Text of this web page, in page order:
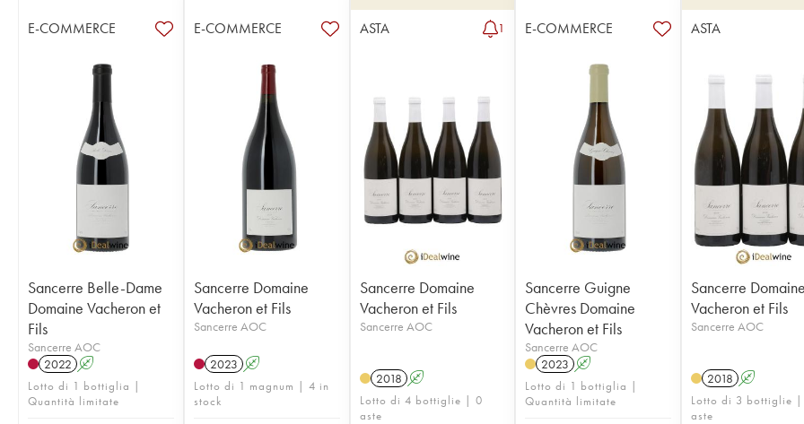
E-COMMERCE
Sancerre Belle-Dame
Domaine Vacheron et
Fils
Sancerre AOC
2022 A
Lotto di 1 bottiglia |
Quantità limitate
E-COMMERCE
Sancerre Domaine
Vacheron et Fils
Sancerre AOC
2023 A
Lotto di 1 magnum | 4 in
stock
ASTA 1
Sancerre Domaine
Vacheron et Fils
Sancerre AOC
2018 A
Lotto di 4 bottiglie | 0
aste
E-COMMERCE
Sancerre Guigne
Chèvres Domaine
Vacheron et Fils
Sancerre AOC
2023 A
Lotto di 1 bottiglia |
Quantità limitate
ASTA
Sancerre
Vacheron et Fils
Sancerre AOC
2018 A
Lotto di 3 bottiglie
aste